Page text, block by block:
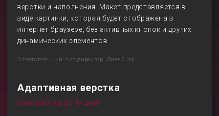
верстки и наполнения. Макет представляется в
виде картинки, которая будет отображена в
интернет браузере, без активных кнопок и других
динамических элементов.
Ответственный: Арт-директор, Дизайнер
Адаптивная верстка
Срок работы до 4х дней